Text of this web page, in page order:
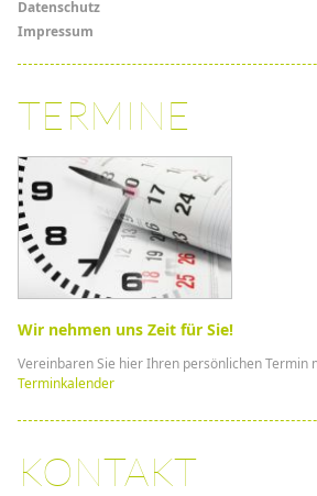
Datenschutz
Impressum
TERMINE
Wir nehmen uns Zeit für Sie!
Vereinbaren Sie hier Ihren persönlichen Termin
Terminkalender
KONTAKT